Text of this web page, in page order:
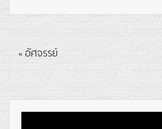
« อัศจรรย์